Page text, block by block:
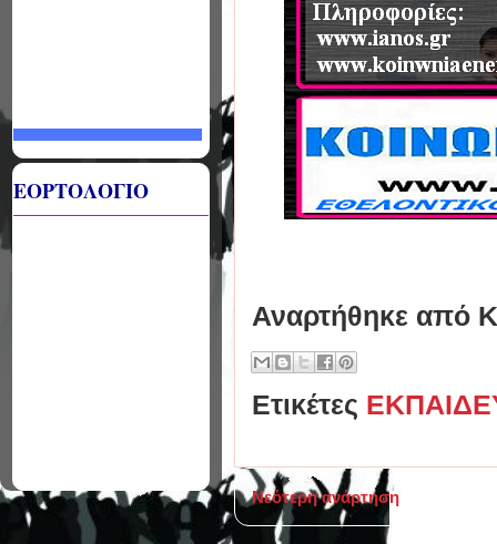
Αναρτήθηκε από
Ετικέτες
Νεότερη ανάρτηση
ΕΟΡΤΟΛΟΓΙΟ